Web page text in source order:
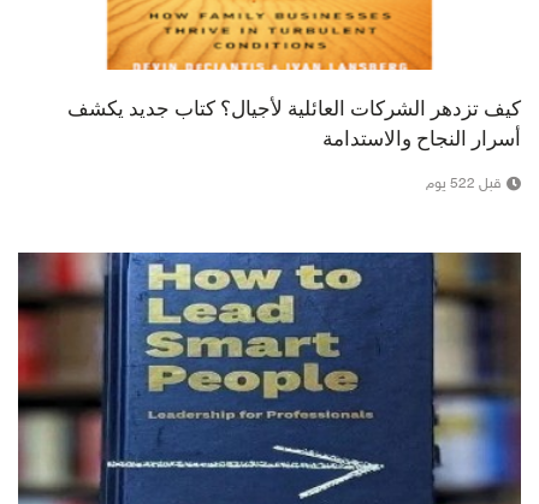
كيف تزدهر الشركات العائلية لأجيال؟ كتاب جديد يكشف
أسرار النجاح والاستدامة
قبل 522 يوم